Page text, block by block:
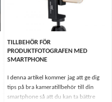
TILLBEHÖR FÖR
PRODUKTFOTOGRAFEN MED
SMARTPHONE
I denna artikel kommer jag att ge dig
tips på bra kameratillbehör till din
smartphone så att du kan ta bättre